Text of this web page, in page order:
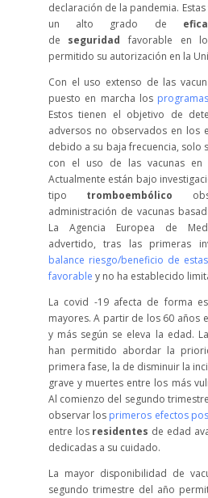
declaración de la pandemia.
un alto grado de
de seguridad favorable en
permitido su autorización en la
Con el uso extenso de las
puesto en marcha los
Estos tienen el objetivo de
adversos no observados en los
debido a su baja frecuencia, solo
con el uso de las vacunas en
Actualmente están bajo
tipo tromboembólico
administración de vacunas
La Agencia Europea de
advertido, tras las primeras
balance riesgo/beneficio de
favorable y no ha establecido
La covid -19 afecta de forma
mayores. A partir de los 60 años
y más según se eleva la edad.
han permitido abordar la
primera fase, la de disminuir la
grave y muertes entre los más
Al comienzo del segundo
observar los primeros efectos
entre los residentes de edad
dedicadas a su cuidado.
La mayor disponibilidad de
segundo trimestre del año